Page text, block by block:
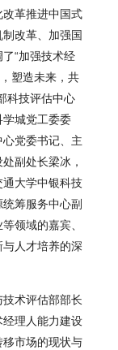
革推进中国式
改革、加强国
“加强技术经
塑造未来，共
科技评估中心
城党工委委
党委书记、主
副处长梁冰，
通大学中银科技
筹服务中心副
领域的嘉宾、
人才培养的深
术评估部部长
理人能力建设
市场的现状与